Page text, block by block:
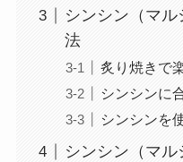
シンシン（マ
法
炙り焼きで
シンシンに
シンシンを
シンシン（マ